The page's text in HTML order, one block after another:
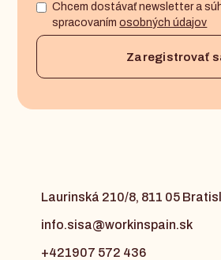
Chcem dostávať newsletter a
spracovanímosobných údajov
Laurinská 210/8, 811 05
info.sisa@workinspain.sk
+421907 572 436